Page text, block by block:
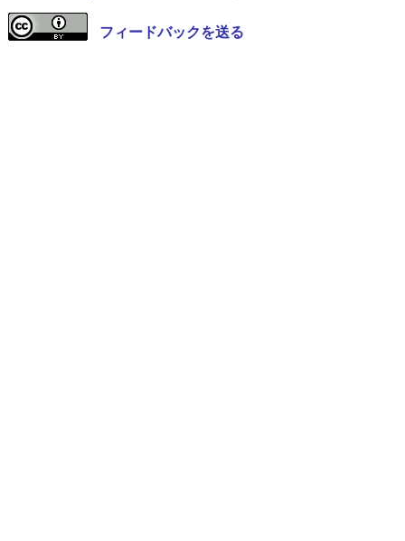
フィードバックを送る